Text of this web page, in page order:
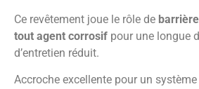
Ce revêtement joue le rôle de
tout agent corrosif pour une longue
d’entretien réduit.
Accroche excellente pour un